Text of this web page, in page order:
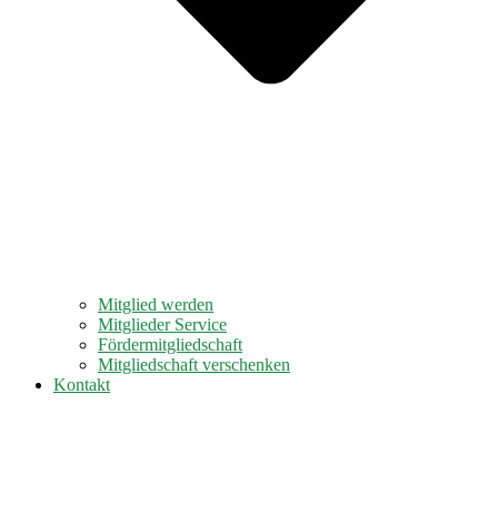
Mitglied werden
Mitglieder Service
Fördermitgliedschaft
Mitgliedschaft verschenken
Kontakt